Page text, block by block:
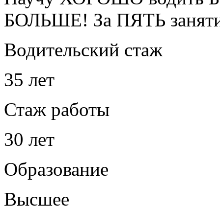
БОЛЬШЕ! За ПЯТЬ
Водительский стаж
35 лет
Стаж работы
30 лет
Образование
Высшее